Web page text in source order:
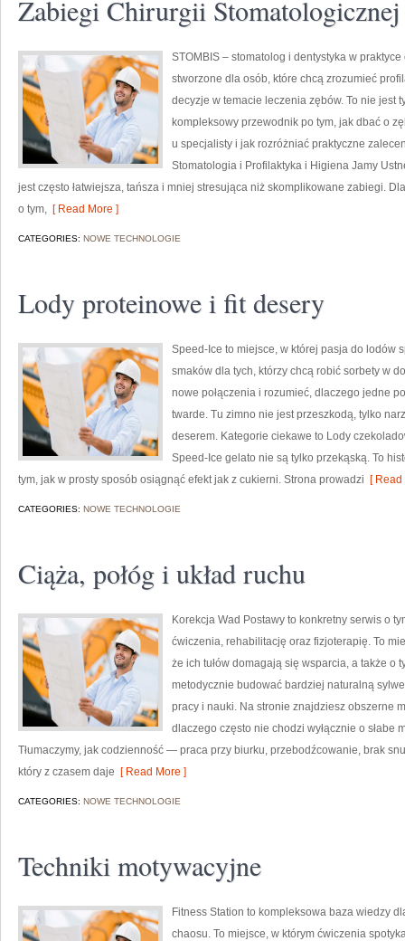
Zabiegi Chirurgii Stomatologicznej
STOMBIS – stomatolog i dentystyka w
stworzone dla osób, które chcą zrozumieć
decyzje w temacie leczenia zębów. To nie jest
kompleksowy przewodnik po tym, jak dbać o
u specjalisty i jak rozróżniać praktyczne
Stomatologia i Profilaktyka i Higiena Jamy
jest często łatwiejsza, tańsza i mniej stresująca niż skomplikowane zabiegi.
o tym, [ Read More ]
CATEGORIES: NOWE TECHNOLOGIE
Lody proteinowe i fit desery
Speed-Ice to miejsce, w której pasja do lodów
smaków dla tych, którzy chcą robić sorbety w
nowe połączenia i rozumieć, dlaczego jedne
twarde. Tu zimno nie jest przeszkodą, tylko
deserem. Kategorie ciekawe to Lody
Speed-Ice gelato nie są tylko przekąską. To
tym, jak w prosty sposób osiągnąć efekt jak z cukierni. Strona prowadzi [ Read
CATEGORIES: NOWE TECHNOLOGIE
Ciąża, połóg i układ ruchu
Korekcja Wad Postawy to konkretny serwis o
ćwiczenia, rehabilitację oraz fizjoterapię. To
że ich tułów domagają się wsparcia, a także o
metodycznie budować bardziej naturalną
pracy i nauki. Na stronie znajdziesz obszerne
dlaczego często nie chodzi wyłącznie o słabe
Tłumaczymy, jak codzienność — praca przy biurku, przebodźcowanie, brak
który z czasem daje [ Read More ]
CATEGORIES: NOWE TECHNOLOGIE
Techniki motywacyjne
Fitness Station to kompleksowa baza wiedzy
chaosu. To miejsce, w którym ćwiczenia